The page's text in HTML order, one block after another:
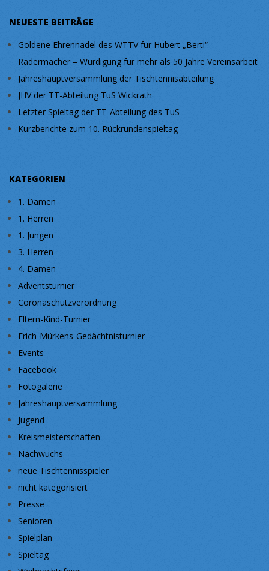
NEUESTE BEITRÄGE
Goldene Ehrennadel des WTTV für Hubert „Berti“
Radermacher – Würdigung für mehr als 50 Jahre Vereinsarbeit
Jahreshauptversammlung der Tischtennisabteilung
JHV der TT-Abteilung TuS Wickrath
Letzter Spieltag der TT-Abteilung des TuS
Kurzberichte zum 10. Rückrundenspieltag
KATEGORIEN
1. Damen
1. Herren
1. Jungen
3. Herren
4. Damen
Adventsturnier
Coronaschutzverordnung
Eltern-Kind-Turnier
Erich-Mürkens-Gedächtnisturnier
Events
Facebook
Fotogalerie
Jahreshauptversammlung
Jugend
Kreismeisterschaften
Nachwuchs
neue Tischtennisspieler
nicht kategorisiert
Presse
Senioren
Spielplan
Spieltag